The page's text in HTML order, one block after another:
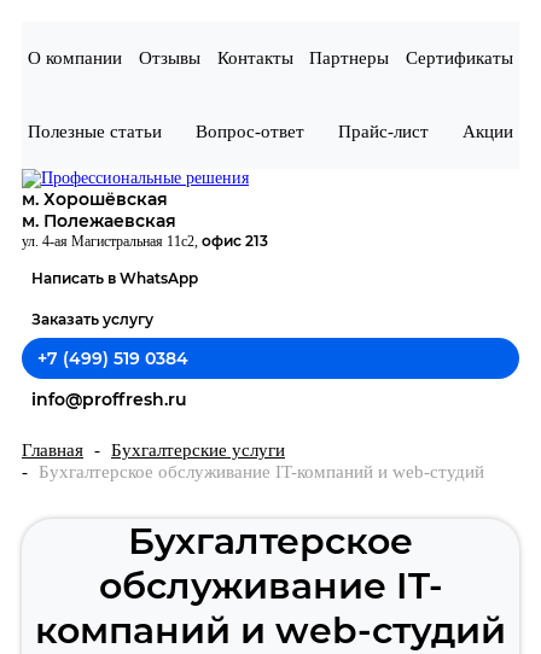
О компании Отзывы Контакты Партнеры Сертификаты
Полезные статьи Вопрос-ответ Прайс-лист Акции
м. Хорошёвская
м. Полежаевская
ул. 4-ая Магистральная 11с2, офис 213
Написать в WhatsApp
Заказать услугу
+7 (499) 519 0384
info@proffresh.ru
Главная
Бухгалтерские услуги
Бухгалтерское обслуживание IT-компаний и web-студий
Бухгалтерское
обслуживание IT-
компаний и web-студий